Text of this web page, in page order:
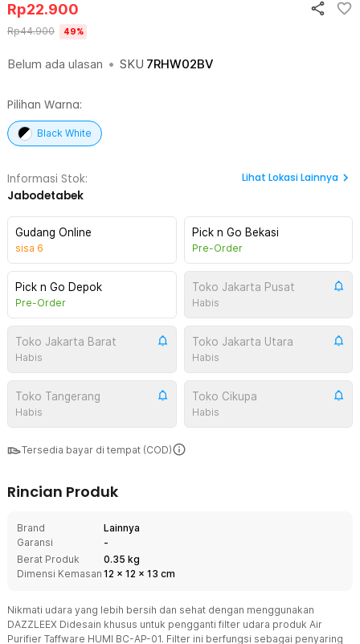
Belum ada ulasan • SKU 7RHW02BV
Rp22.900
Rp44.900 49%
Pilihan Warna:
Black White
Informasi Stok:
Jabodetabek
Lihat Lokasi Lainnya
Gudang Online
sisa 6
Pick n Go Bekasi
Pre-Order
Pick n Go Depok
Pre-Order
Toko Jakarta Pusat
Habis
Toko Jakarta Barat
Habis
Toko Jakarta Utara
Habis
Toko Tangerang
Habis
Toko Cikupa
Habis
Tersedia bayar di tempat (COD)
Rincian Produk
Brand
Lainnya
Garansi
-
Berat Produk
0.35 kg
Dimensi Kemasan 12 x 12 x 13 cm
Nikmati udara yang lebih bersih dan sehat dengan menggunakan
DAZZLEEX Didesain khusus untuk pengganti filter udara produk Air
Purifier Taffware HUMI BC-AP-01. Filter ini berfungsi sebagai penyaring